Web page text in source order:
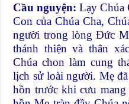
Cầu nguyện: Lạy Chúa
Con của Chúa Cha,
người trong lòng Đức
thánh thiện và thân
Chúa chon làm cung
lịch sử loài người. Mẹ
hồn trước khi cưu